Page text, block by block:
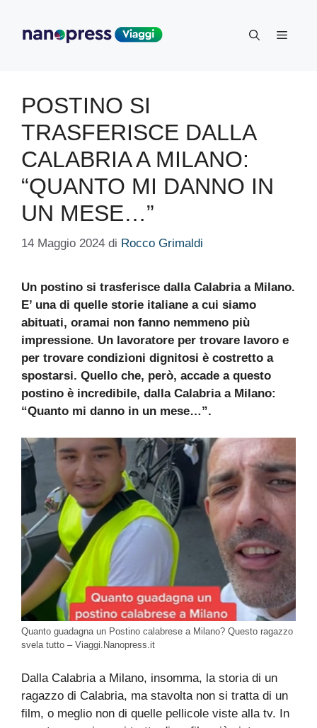
contenuto
Menu
POSTINO SI
TRASFERISCE DALLA
CALABRIA A MILANO:
“QUANTO MI DANNO IN
UN MESE…”
14 Maggio 2024 di Rocco Grimaldi
Un postino si trasferisce dalla Calabria a Milano.
E’ una di quelle storie italiane a cui siamo
abituati, oramai non fanno nemmeno più
impressione. Un lavoratore per trovare lavoro e
per trovare condizioni dignitosi è costretto a
spostarsi. Quello che, però, accade a questo
postino è incredibile, dalla Calabria a Milano:
“Quanto mi danno in un mese…”.
Quanto guadagna un Postino calabrese a Milano? Questo ragazzo
svela tutto – Viaggi.Nanopress.it
Dalla Calabria a Milano, insomma, la storia di un
ragazzo di Calabria, ma stavolta non si tratta di un
film, o meglio non di quelle pellicole viste alla tv. In